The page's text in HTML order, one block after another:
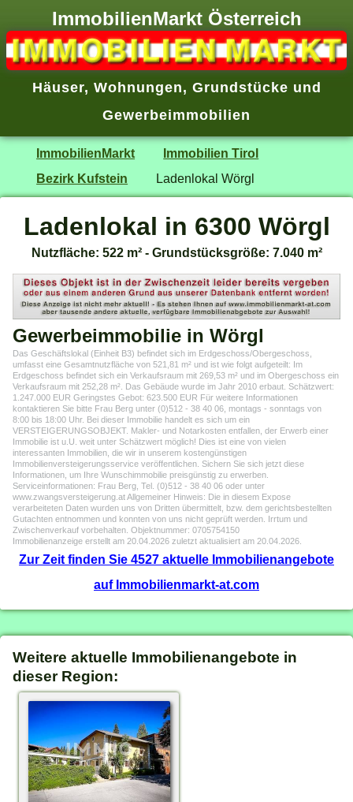
ImmobilienMarkt Österreich
Häuser, Wohnungen, Grundstücke und
Gewerbeimmobilien
ImmobilienMarkt
Immobilien Tirol
Bezirk Kufstein
Ladenlokal Wörgl
Ladenlokal in 6300 Wörgl
Nutzfläche: 522 m² - Grundstücksgröße: 7.040 m²
Gewerbeimmobilie in Wörgl
Das Geschäftslokal (Einheit B3) befindet sich im Erdgeschoss/Obergeschoss,
umfasst eine Gesamtnutzfläche von 521,81 m² und ist wie folgt aufgeteilt: Im
Erdgeschoss befindet sich ein Verkaufsraum mit 269,53 m² und im Obergeschoss ein
Verkaufsraum mit 252,28 m². Das Gebäude wurde im Jahr 2010 erbaut. Schätzwert:
1.247.000 EUR Geringstes Gebot: 623.500 EUR Für weitere Informationen
kontaktieren Sie bitte Frau Berg unter (0)512 - 38 40 06, montags - sonntags von
8:00 bis 18:00 Uhr. Bei dieser Immobilie handelt es sich um ein
VERSTEIGERUNGSOBJEKT. Makler- und Notarkosten entfallen, der Erwerb einer
Immobilie ist u.U. weit unter Schätzwert möglich! Dies ist eine von vielen
interessanten Immobilien, die wir in unserem kostengünstigen
Immobilienversteigerungsservice veröffentlichen. Sichern Sie sich jetzt diese
Informationen, um Ihre Wunschimmobilie preisgünstig zu erwerben.
Serviceinformationen: Frau Berg, Tel. (0)512 - 38 40 06 oder unter
www.zwangsversteigerung.at Allgemeiner Hinweis: Die in diesem Expose
verarbeiteten Daten wurden uns von Dritten übermittelt, bzw. dem gerichtsbestellten
Gutachten entnommen und konnten von uns nicht geprüft werden. Irrtum und
Zwischenverkauf vorbehalten. Objektnummer: 0705754150
Immobilienanzeige erstellt am 20.04.2026 zuletzt aktualisiert am 20.04.2026.
Zur Zeit finden Sie 4527 aktuelle Immobilienangebote
auf Immobilienmarkt-at.com
Weitere aktuelle Immobilienangebote in
dieser Region: